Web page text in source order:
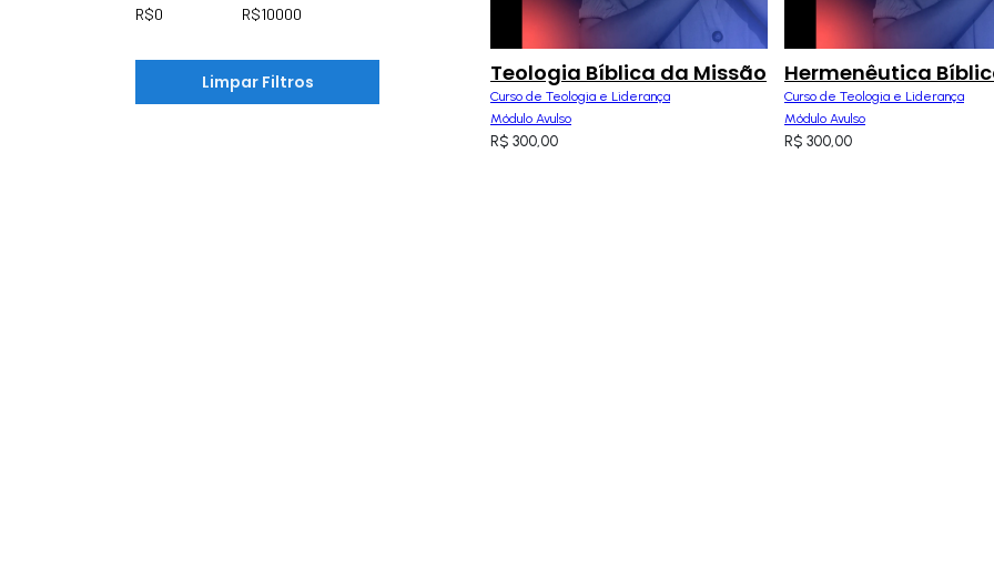
R$0
R$10000
Limpar Filtros Teologia Bíblica da Missão
Curso de Teologia e Liderança
Módulo Avulso
R$ 300,00
Hermenêutica
Curso de Teologia e Liderança
Módulo Avulso
R$ 300,00